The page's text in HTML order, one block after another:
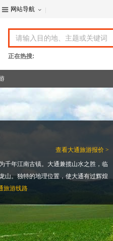
网站导航
正在热搜:
查看大通旅游报价 >
千年江南古镇。大通兼揽山水之胜，临
山。独特的地理位置，使大通有过辉煌
旅游线路